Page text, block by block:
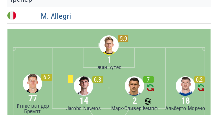
M. Allegri
5.9
1
Жан Бутес
6.2
18
Альберто Морено
7
2
Марк-Оливер Кемпф
6.3
14
Jacobo Naveros
6.2
77
Игнас ван дер
Бремпт